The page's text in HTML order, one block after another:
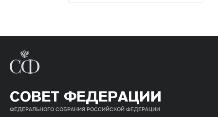
СОВЕТ ФЕДЕРАЦИИ
ФЕДЕРАЛЬНОГО СОБРАНИЯ РОССИЙСКОЙ ФЕДЕРАЦИИ